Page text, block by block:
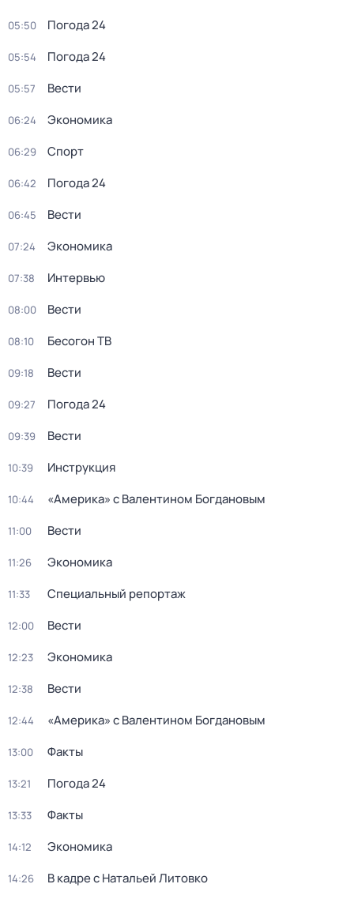
05:50 Погода 24
05:54 Погода 24
05:57 Вести
06:24 Экономика
06:29 Спорт
06:42 Погода 24
06:45 Вести
07:24 Экономика
07:38 Интервью
08:00 Вести
08:10 Бесогон ТВ
09:18 Вести
09:27 Погода 24
09:39 Вести
10:39 Инструкция
10:44 «Америка» с Валентином Богдановым
11:00 Вести
11:26 Экономика
11:33 Специальный репортаж
12:00 Вести
12:23 Экономика
12:38 Вести
12:44 «Америка» с Валентином Богдановым
13:00 Факты
13:21 Погода 24
13:33 Факты
14:12 Экономика
14:26 В кадре с Натальей Литовко